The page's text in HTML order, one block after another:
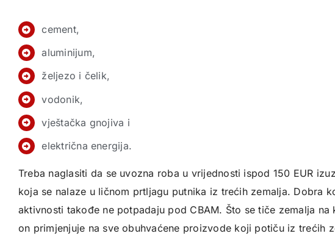
cement,
aluminijum,
željezo i čelik,
vodonik,
vještačka gnojiva i
električna energija.
Treba naglasiti da se uvozna roba u vrijednosti ispod 150 EUR
koja se nalaze u ličnom prtljagu putnika iz trećih zemalja. Dobra
aktivnosti takođe ne potpadaju pod CBAM. Što se tiče zemalja
on primjenjuje na sve obuhvaćene proizvode koji potiču iz trećih